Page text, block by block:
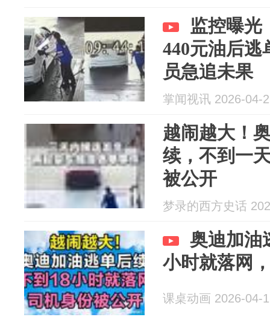
监控曝光
440元油后逃
员急追未果
掌闻视讯 2026-04-
越闹越大！
续，不到一
被公开
梦录的西方史话
奥迪加油
小时就落网
课桌动画 2026-04-